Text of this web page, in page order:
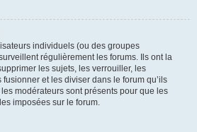
individuels (ou des groupes
régulièrement les forums. Ils ont la
les sujets, les verrouiller, les
et les diviser dans le forum qu’ils
modérateurs sont présents pour que les
imposées sur le forum.